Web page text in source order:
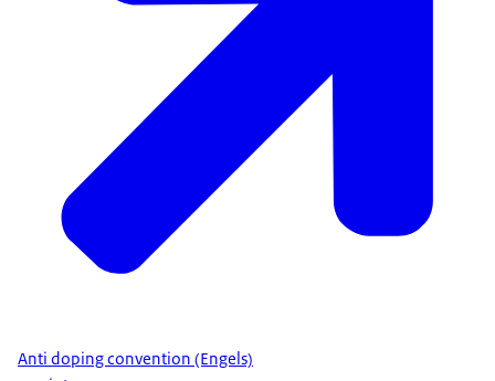
Anti doping convention (Engels)